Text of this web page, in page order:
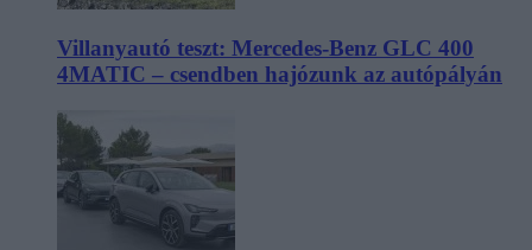
Villanyautó teszt: Mercedes-Benz GLC 400
4MATIC – csendben hajózunk az autópályán